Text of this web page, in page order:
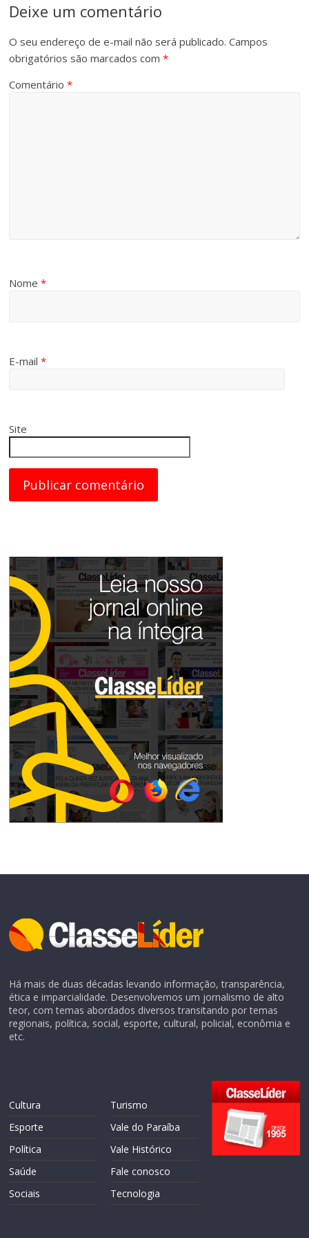
Deixe um comentário
O seu endereço de e-mail não será publicado. Campos
obrigatórios são marcados com*
Comentário*
Nome*
E-mail*
Site
Há mais de duas décadas levando informação, transparência,
ética e imparcialidade. Desenvolvemos um jornalismo de alto
teor, com temas abordados diversos transitando por temas
regionais, política, social, esporte, cultural, policial, econômia e
etc.
Cultura
Esporte
Política
Saúde
Sociais
Turismo
Vale do Paraíba
Vale Histórico
Fale conosco
Tecnologia